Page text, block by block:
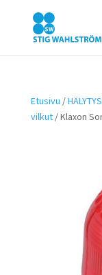
Etusivu /
vilkut/ Klaxon